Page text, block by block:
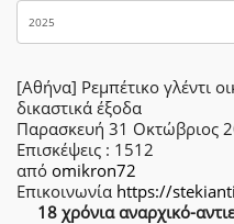
[Αθήνα] Ρεμπέτικο γλέντι
δικαστικά έξοδα
Παρασκευή 31 Οκτώβριος
Επισκέψεις : 1512
από omikron72
Επικοινωνία https://
18 χρόνια αναρχικό-